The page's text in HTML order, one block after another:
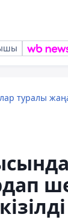
туралы